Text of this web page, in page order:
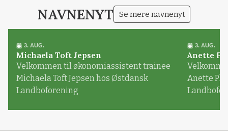
NAVNENYT Se mere navnenyt
3. AUG.
Michaela Toft Jepsen
Velkommen til økonomiassistent trainee
Michaela Toft Jepsen hos Østdansk
Landboforening
3. AUG.
Anette
Anette